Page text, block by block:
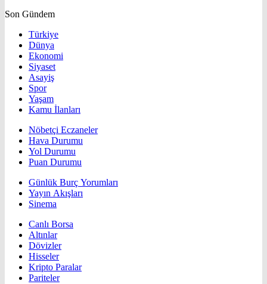
Son Gündem
Türkiye
Dünya
Ekonomi
Siyaset
Asayiş
Spor
Yaşam
Kamu İlanları
Nöbetçi Eczaneler
Hava Durumu
Yol Durumu
Puan Durumu
Günlük Burç Yorumları
Yayın Akışları
Sinema
Canlı Borsa
Altınlar
Dövizler
Hisseler
Kripto Paralar
Pariteler